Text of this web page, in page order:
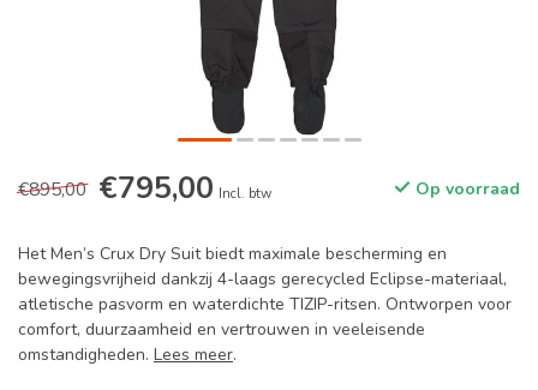
€895,00 €795,00 Incl. btw Op voorraad
Het Men’s Crux Dry Suit biedt maximale bescherming en
bewegingsvrijheid dankzij 4-laags gerecycled Eclipse-materiaal,
atletische pasvorm en waterdichte TIZIP-ritsen. Ontworpen voor
comfort, duurzaamheid en vertrouwen in veeleisende
omstandigheden. Lees meer.